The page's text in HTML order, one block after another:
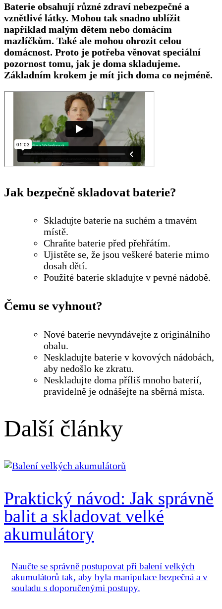
Baterie obsahují různé zdraví nebezpečné a
vznětlivé látky. Mohou tak snadno ublížit
například malým dětem nebo domácím
mazlíčkům. Také ale mohou ohrozit celou
domácnost. Proto je potřeba věnovat speciální
pozornost tomu, jak je doma skladujeme.
Základním krokem je mít jich doma co nejméně.
Jak bezpečně skladovat baterie?
Skladujte baterie na suchém a tmavém
místě.
Chraňte baterie před přehřátím.
Ujistěte se, že jsou veškeré baterie mimo
dosah dětí.
Použité baterie skladujte v pevné nádobě.
Čemu se vyhnout?
Nové baterie nevyndávejte z originálního
obalu.
Neskladujte baterie v kovových nádobách,
aby nedošlo ke zkratu.
Neskladujte doma příliš mnoho baterií,
pravidelně je odnášejte na sběrná místa.
Další články
Praktický návod: Jak správně
balit a skladovat velké
akumulátory
Naučte se správně postupovat při balení velkých
akumulátorů tak, aby byla manipulace bezpečná a v
souladu s doporučenými postupy.